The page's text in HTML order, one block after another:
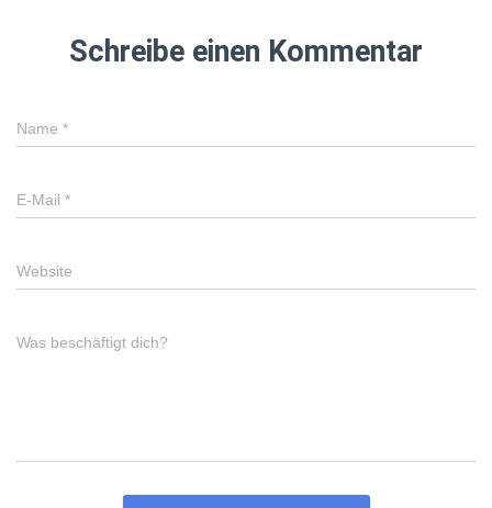
Schreibe einen Kommentar
Name *
E-Mail *
Website
Was beschäftigt dich?